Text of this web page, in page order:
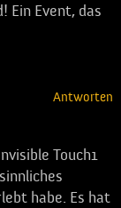
Ein Event, das
Antworten
Touch1
habe. Es hat